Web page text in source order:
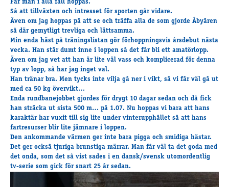
Styrelsen
Åby Trav­sällskap
Intresseföreningar
Press
Fâr man i alla fall hoppas.
Sâ att tillväxten och intresset för sporten gâr vidare.
Även om jag hoppas pâ att se och träffa alla de som gjorde Âbyâren
sâ där gemytligt trevliga och lättsamma.
Min enda häst pâ träningslistan gör förhoppningsvis ârsdebut nästa
vecka. Han stâr dumt inne i loppen sâ det fâr bli ett amatörlopp.
Även om jag vet att han är lite väl vass och komplicerad för denna
typ av lopp, sâ har jag inget val.
Han tränar bra. Men tycks inte vilja gâ ner i vikt, sâ vi fâr väl gâ ut
med ca 50 kg övervikt…
Enda rundbanejobbet gjordes för drygt 10 dagar sedan och dâ fick
han sträcka ut sista 500 m… pâ 1.07. Nu hoppas vi bara att hans
karaktär har vuxit till sig lite under vinterupphâllet sâ att hans
fartresurser blir lite jämnare i loppen.
Den ankommande värmen ger inte bara pigga och smidiga hästar.
Det ger ocksâ tjuriga brunstiga märrar. Man fâr väl ta det goda med
det onda, som det sâ vist sades i en dansk/svensk utomordentlig
tv-serie som gick för snart 25 âr sedan.